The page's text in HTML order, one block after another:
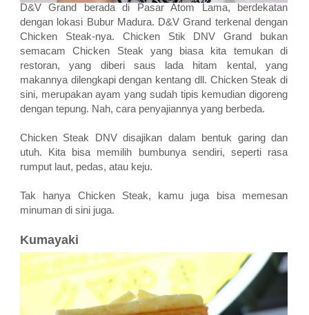
D&V Grand berada di Pasar Atom Lama, berdekatan
dengan lokasi Bubur Madura. D&V Grand terkenal dengan
Chicken Steak-nya. Chicken Stik DNV Grand bukan
semacam Chicken Steak yang biasa kita temukan di
restoran, yang diberi saus lada hitam kental, yang
makannya dilengkapi dengan kentang dll. Chicken Steak di
sini, merupakan ayam yang sudah tipis kemudian digoreng
dengan tepung. Nah, cara penyajiannya yang berbeda.
Chicken Steak DNV disajikan dalam bentuk garing dan
utuh. Kita bisa memilih bumbunya sendiri, seperti rasa
rumput laut, pedas, atau keju.
Tak hanya Chicken Steak, kamu juga bisa memesan
minuman di sini juga.
Kumayaki